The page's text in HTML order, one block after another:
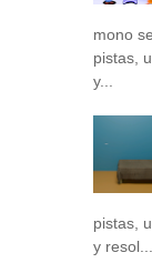
mono
pistas,
y...
pistas,
y resol...